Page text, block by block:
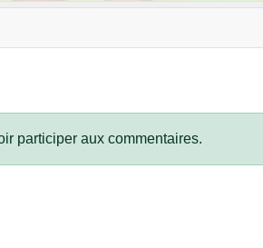
participer aux commentaires.